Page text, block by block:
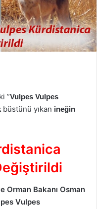
”Vulpes Vulpes
büstünü yıkan ineğin
Orman Bakanı Osman
Vulpes